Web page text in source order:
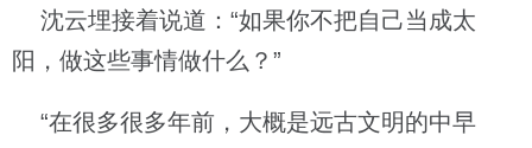
沈云埋接着说道：“如果你不把自己当成太
阳，做这些事情做什么？”
“在很多很多年前，大概是远古文明的中早